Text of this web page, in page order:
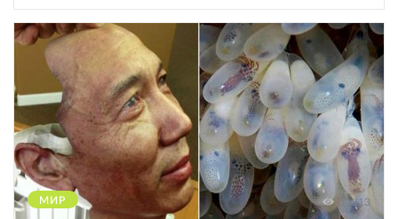
МИР 12213